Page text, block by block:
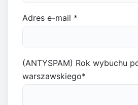
Adres e-mail *
(ANTYSPAM) Rok wybuchu
warszawskiego*